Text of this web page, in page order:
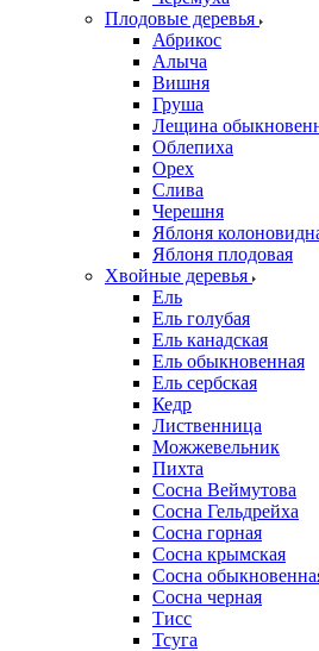
Плодовые деревья
Абрикос
Алыча
Вишня
Груша
Лещина
Облепиха
Орех
Слива
Черешня
Яблоня
Яблоня плодовая
Хвойные деревья
Ель
Ель голубая
Ель канадская
Ель обыкновенная
Ель сербская
Кедр
Лиственница
Можжевельник
Пихта
Сосна Веймутова
Сосна Гельдрейха
Сосна горная
Сосна крымская
Сосна
Сосна черная
Тисс
Тсуга